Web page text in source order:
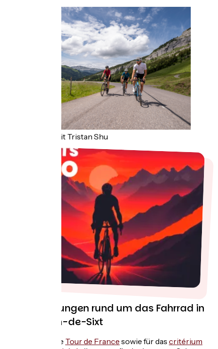
Fotokredit Tristan Shu
Veranstaltungen rund um das Fahrrad in
Saint-Jean-de-Sixt
Ein Muss für die Tour de France sowie für das critérium